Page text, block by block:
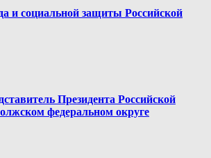
и социальной защиты Российской
Президента Российской
федеральном округе